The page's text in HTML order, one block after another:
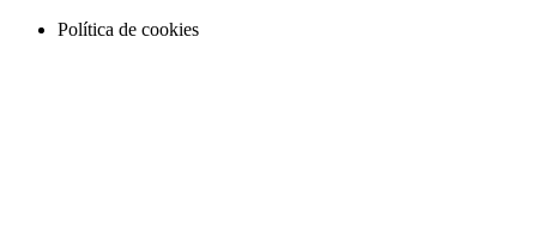
Política de cookies